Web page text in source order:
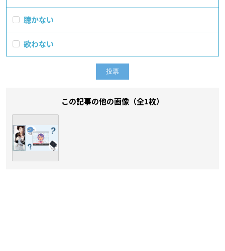
聴かない
歌わない
この記事の他の画像（全1枚）